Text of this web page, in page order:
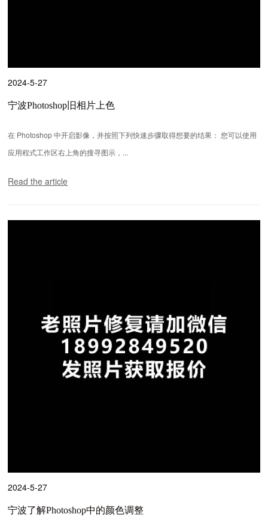
2024-5-27
宁波Photoshop旧相片上色
在 Photoshop 中开启影像，并按照下列快速步骤取得想要的结果： 您可以使用
应用程式工作区右上角的搜寻图示，...
Read the article
2024-5-27
宁波了解Photoshop中的颜色调整